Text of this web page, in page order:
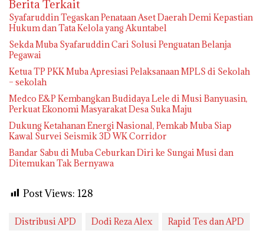
Berita Terkait
Syafaruddin Tegaskan Penataan Aset Daerah Demi Kepastian
Hukum dan Tata Kelola yang Akuntabel
Sekda Muba Syafaruddin Cari Solusi Penguatan Belanja
Pegawai
Ketua TP PKK Muba Apresiasi Pelaksanaan MPLS di Sekolah
– sekolah
Medco E&P Kembangkan Budidaya Lele di Musi Banyuasin,
Perkuat Ekonomi Masyarakat Desa Suka Maju
Dukung Ketahanan Energi Nasional, Pemkab Muba Siap
Kawal Survei Seismik 3D WK Corridor
Bandar Sabu di Muba Ceburkan Diri ke Sungai Musi dan
Ditemukan Tak Bernyawa
Post Views: 128
Distribusi APD Dodi Reza Alex Rapid Tes dan APD